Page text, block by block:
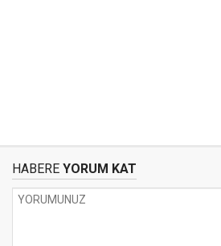
HABERE YORUM KAT